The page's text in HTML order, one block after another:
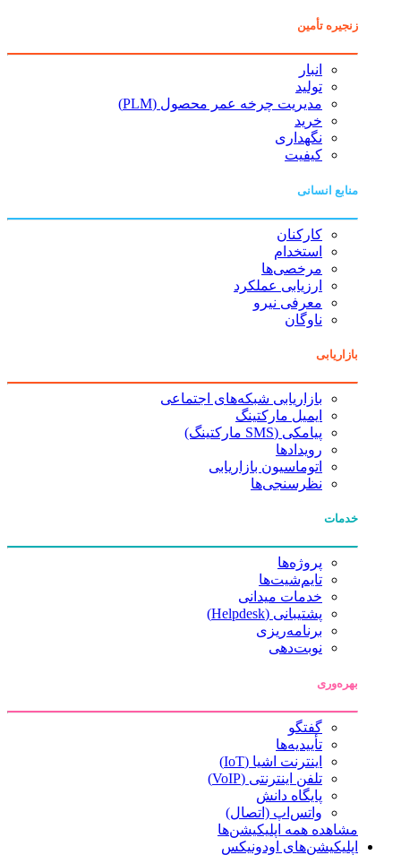
زنجیره تأمین
انبار
تولید
مدیریت چرخه عمر محصول (PLM)
خرید
نگهداری
کیفیت
منابع انسانی
کارکنان
استخدام
مرخصی‌ها
ارزیابی عملکرد
معرفی نیرو
ناوگان
بازاریابی
بازاریابی شبکه‌های اجتماعی
ایمیل مارکتینگ
پیامکی (SMS مارکتینگ)
رویدادها
اتوماسیون بازاریابی
نظرسنجی‌ها
خدمات
پروژه‌ها
تایم‌شیت‌ها
خدمات میدانی
پشتیبانی (Helpdesk)
برنامه‌ریزی
نوبت‌دهی
بهره‌وری
گفتگو
تأییدیه‌ها
اینترنت اشیا (IoT)
تلفن اینترنتی (VoIP)
پایگاه دانش
واتس‌اپ (اتصال)
مشاهده همه اپلیکیشن‌ها
اپلیکیشن‌های اودونیکس